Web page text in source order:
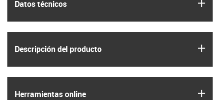
Datos técnicos
Descripción del producto
Herramientas online